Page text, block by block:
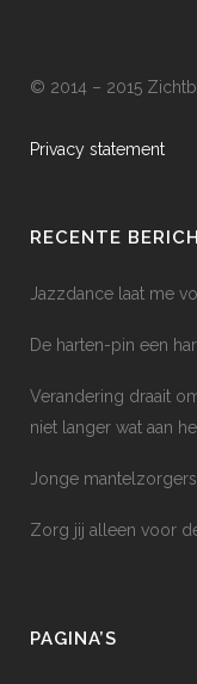
© 2014 – 2015
Privacy statement
RECENTE
Jazzdance laat me
De harten-pin een
Verandering draait
niet langer wat aan
Jonge
Zorg jij alleen voor
PAGINA’S